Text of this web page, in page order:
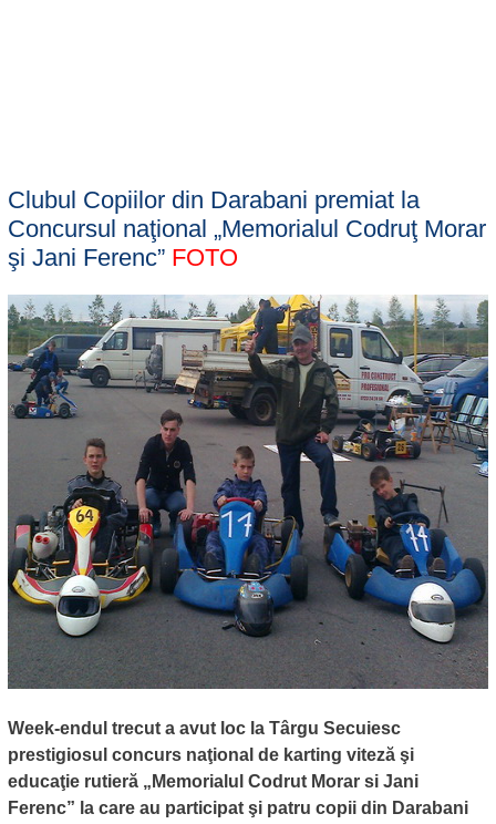
Clubul Copiilor din Darabani premiat la
Concursul naţional „Memorialul Codruţ Morar
şi Jani Ferenc” FOTO
Week-endul trecut a avut loc la Târgu Secuiesc
prestigiosul concurs naţional de karting viteză şi
educaţie rutieră „Memorialul Codrut Morar si Jani
Ferenc” la care au participat şi patru copii din Darabani